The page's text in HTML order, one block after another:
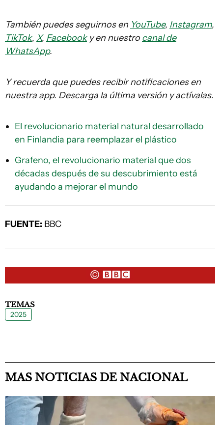
También puedes seguirnos en YouTube, Instagram,
TikTok, X, Facebooky en nuestro canal de
WhatsApp.
Y recuerda que puedes recibir notificaciones en
nuestra app. Descarga la última versión y actívalas.
El revolucionario material natural desarrollado
en Finlandia para reemplazar el plástico
Grafeno, el revolucionario material que dos
décadas después de su descubrimiento está
ayudando a mejorar el mundo
FUENTE: BBC
TEMAS
2025
MAS NOTICIAS DE NACIONAL